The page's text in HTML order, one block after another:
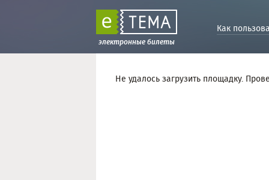
электронные билеты
Как
Не удалось загрузить площадку.